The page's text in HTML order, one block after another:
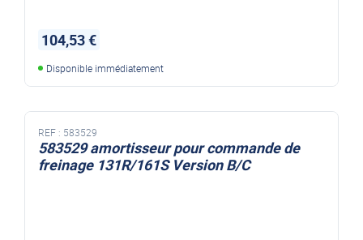
104,53 €
Disponible immédiatement
REF : 583529
583529 amortisseur pour commande de
freinage 131R/161S Version B/C